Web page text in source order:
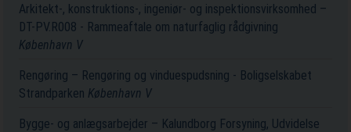
Arkitekt-, konstruktions-, ingeniør- og inspektionsvirksomhed –
DT-PV.R008 - Rammeaftale om naturfaglig rådgivning
København V
Rengøring – Rengøring og vinduespudsning - Boligselskabet
Strandparken København V
Bygge- og anlægsarbejder – Kalundborg Forsyning, Udvidelse